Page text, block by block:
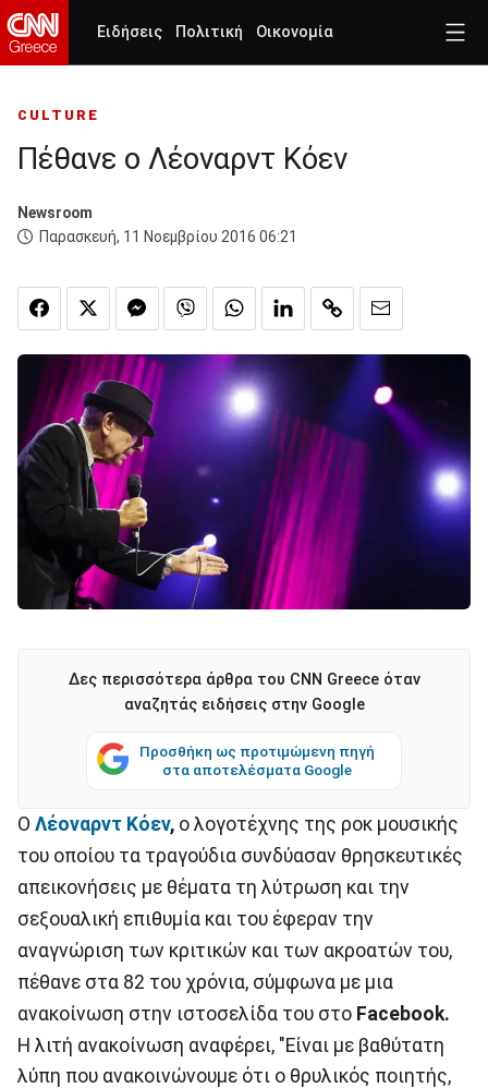
Ειδήσεις Πολιτική Οικονομία
CULTURE
Πέθανε ο Λέοναρντ Κόεν
Newsroom
Παρασκευή, 11 Νοεμβρίου 2016 06:21
Δες περισσότερα άρθρα του CNN Greece όταν
αναζητάς ειδήσεις στην Google
Προσθήκη ως προτιμώμενη πηγή
στα αποτελέσματα Google
Ο Λέοναρντ Κόεν, ο λογοτέχνης της ροκ μουσικής
του οποίου τα τραγούδια συνδύασαν θρησκευτικές
απεικονήσεις με θέματα τη λύτρωση και την
σεξουαλική επιθυμία και του έφεραν την
αναγνώριση των κριτικών και των ακροατών του,
πέθανε στα 82 του χρόνια, σύμφωνα με μια
ανακοίνωση στην ιστοσελίδα του στο Facebook.
Η λιτή ανακοίνωση αναφέρει, "Είναι με βαθύτατη
λύπη που ανακοινώνουμε ότι ο θρυλικός ποιητής,